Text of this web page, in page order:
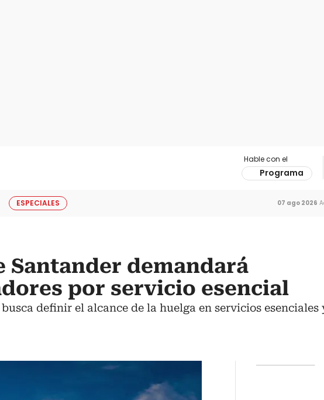
Hable con el
Programa
ESPECIALES 07 ago 2026
demandará
por servicio esencial
definir el alcance de la huelga en servicios